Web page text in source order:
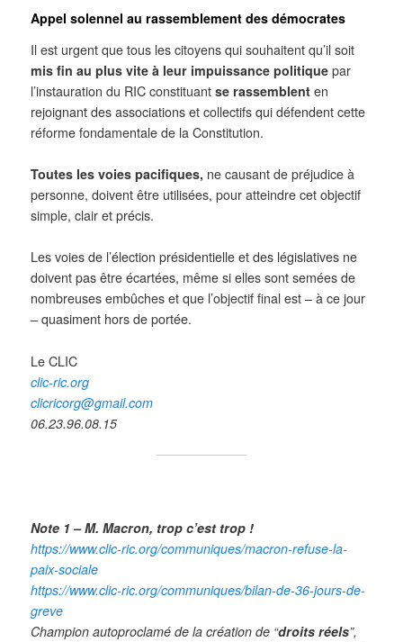
Appel solennel au rassemblement des démocrates
Il est urgent que tous les citoyens qui souhaitent qu’il soit
mis fin au plus vite à leur impuissance politique par
l’instauration du RIC constituant se rassemblent en
rejoignant des associations et collectifs qui défendent cette
réforme fondamentale de la Constitution.
Toutes les voiespacifiques, ne causant de préjudice à
personne, doivent être utilisées, pour atteindre cet objectif
simple, clair et précis.
Les voies de l’élection présidentielle et des législatives ne
doivent pas être écartées, même si elles sont semées de
nombreuses embûches et que l’objectif final est – à ce jour
– quasiment hors de portée.
Le CLIC
clic-ric.org
clicricorg@gmail.com
06.23.96.08.15
Note 1 – M. Macron, trop c’est trop !
https://www.clic-ric.org/communiques/macron-refuse-la-
paix-sociale
https://www.clic-ric.org/communiques/bilan-de-36-jours-de-
greve
Champion autoproclamé de la création de “droits réels”,